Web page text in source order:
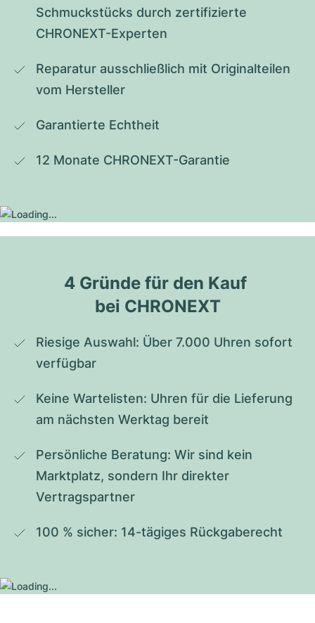
Schmuckstücks durch zertifizierte
CHRONEXT-Experten
Reparatur ausschließlich mit Originalteilen
vom Hersteller
Garantierte Echtheit
12 Monate CHRONEXT-Garantie
4 Gründe für den Kauf
bei CHRONEXT
Riesige Auswahl: Über 7.000 Uhren sofort
verfügbar
Keine Wartelisten: Uhren für die Lieferung
am nächsten Werktag bereit
Persönliche Beratung: Wir sind kein
Marktplatz, sondern Ihr direkter
Vertragspartner
100 % sicher: 14-tägiges Rückgaberecht